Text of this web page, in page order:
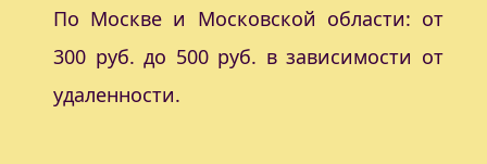
По Москве и Московской области: от
300 руб. до 500 руб. в зависимости от
удаленности.